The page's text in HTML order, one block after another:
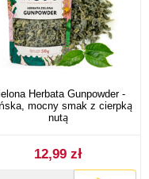
Herbata Gunpowder -
mocny smak z cierpką
nutą
12,99 zł